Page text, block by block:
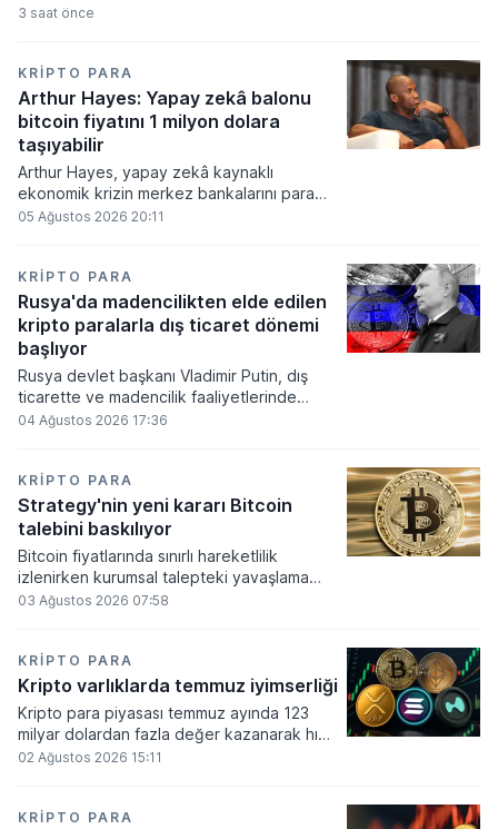
haftayı yükselişle kapattı. Kripto para
açıklanacak enflasyon rakamlarına ve
küresel gelişmelere çevrildi.
3 saat önce
KRIPTO PARA
Arthur Hayes: Yapay zekâ balonu
bitcoin fiyatını 1 milyon dolara
taşıyabilir
Arthur Hayes, yapay zekâ kaynaklı
ekonomik krizin merkez bankalarını para
basmaya zorlayacağını ve bu durumun
kayıplarının tetikleyeceği kredi krizinin
küresel likidite artışına yol açacağını belirtti
ve bitcoinin bu süreçte en hızlı tepki veren
varlık olacağı vurguladı.
05 Ağustos 2026 20:11
KRIPTO PARA
Rusya'da madencilikten elde edilen
kripto paralarla dış ticaret dönemi
başlıyor
Rusya devlet başkanı Vladimir Putin, dış
ticarette ve madencilik faaliyetlerinde
kripto varlıkların kullanımına onay veren
elde edilen dijital paraların belirli şartlar
altında dolaşımına ve menkul kıymet
alımlarında kullanılmasına olanak sağlanıyor.
04 Ağustos 2026 17:36
KRIPTO PARA
Strategy'nin yeni kararı Bitcoin
talebini baskılıyor
Bitcoin fiyatlarında sınırlı hareketlilik
izlenirken kurumsal talepteki yavaşlama
piyasa dinamiklerini etkiliyor. ABD Merkez
çalışmalarındaki belirsizliklerle baskı altında
kalmaya devam ediyor.
03 Ağustos 2026 07:58
KRIPTO PARA
Kripto varlıklarda temmuz iyimserliği
Kripto para piyasası temmuz ayında 123
milyar dolardan fazla değer kazanarak hızlı
bir toparlanma sürecine girdi. Bitcoin ve
2 trilyon 159 milyar 780 milyon dolar
02 Ağustos 2026 15:11
KRIPTO PARA